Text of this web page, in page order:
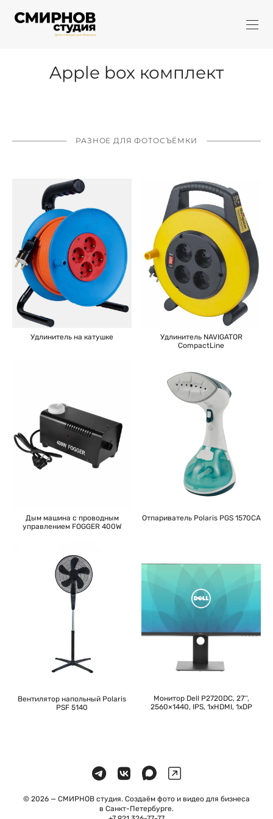
Apple box комплект
РАЗНОЕ ДЛЯ ФОТОСЪЁМКИ
Удлинитель на катушке
Удлинитель NAVIGATOR
CompactLine
Дым машина с проводным
управлением FOGGER 400W
Отпариватель Polaris PGS 1570CA
Вентилятор напольный Polaris
PSF 5140
Монитор Dell P2720DC, 27'',
2560×1440, IPS, 1хHDMI, 1хDP
© 2026 — СМИРНОВ студия. Создаём фото и видео для бизнеса
в Санкт-Петербурге.